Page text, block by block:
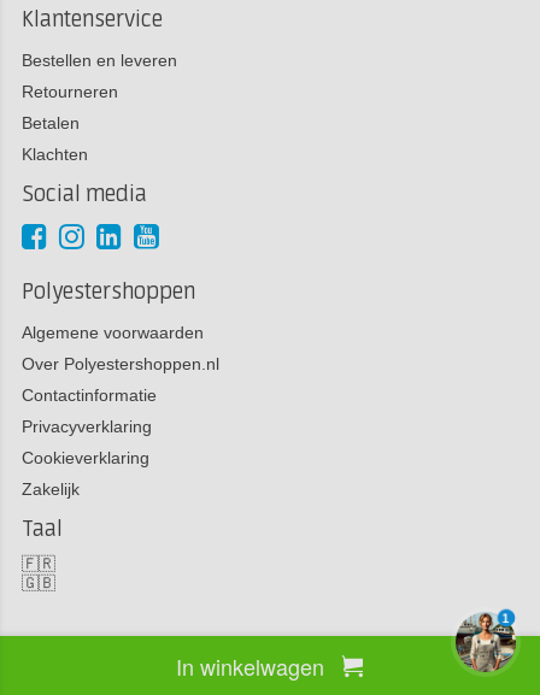
In winkelwagen
Klantenservice
Bestellen en leveren
Retourneren
Betalen
Klachten
Social media
Polyestershoppen
Algemene voorwaarden
Over Polyestershoppen.nl
Contactinformatie
Privacyverklaring
Cookieverklaring
Zakelijk
Taal
🇫🇷
🇬🇧
Copyright 2026 Polyestershoppen bv
1